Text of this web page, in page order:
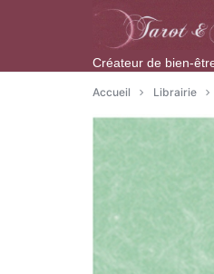
Créateur de bien-
Accueil Librairie